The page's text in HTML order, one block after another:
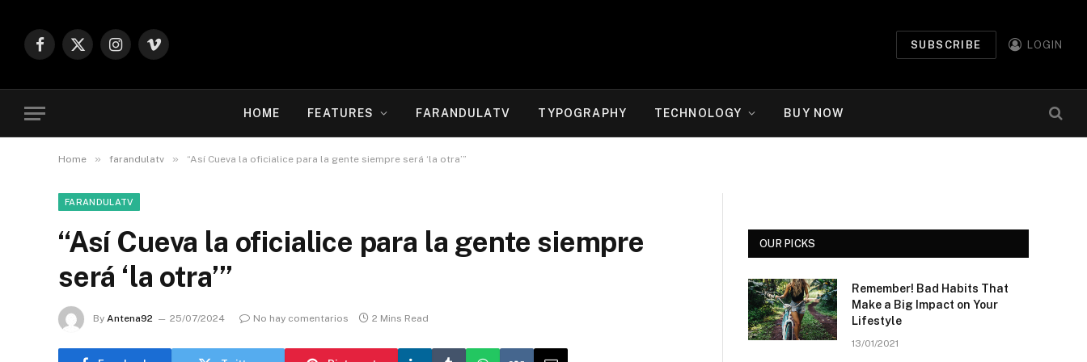
Facebook
X
Instagram
Vimeo
SUBSCRIBE LOGIN
HOME FEATURES FARANDULATV TYPOGRAPHY TECHNOLOGY BUY NOW
Home » farandulatv » “Así Cueva la oficialice para la gente siempre será ‘la otra’”
FARANDULATV
“Así Cueva la oficialice para la gente siempre
será ‘la otra’”
By Antena92 25/07/2024 No hay comentarios 2 Mins Read
OUR PICKS
Remember! Bad Habits That
Make a Big Impact on Your
Lifestyle
13/01/2021